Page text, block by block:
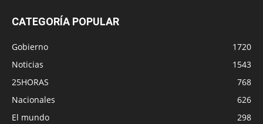
CATEGORÍA POPULAR
Gobierno
1720
Noticias
1543
25HORAS
768
Nacionales
626
El mundo
298